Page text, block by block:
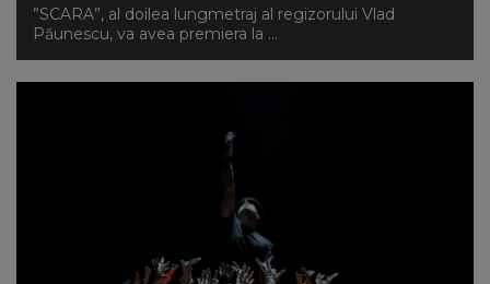
”SCARA”, al doilea lungmetraj al regizorului Vlad
Păunescu, va avea premiera la ...